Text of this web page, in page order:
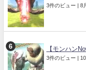
3件のビュー | 8
【モンハン
3件のビュー |